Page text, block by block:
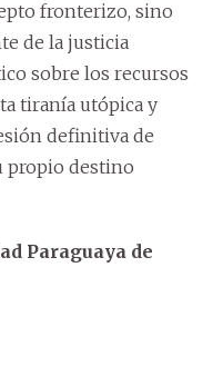
fronterizo, sino
de la justicia
sobre los recursos
tiranía utópica y
definitiva de
propio destino
Paraguaya de